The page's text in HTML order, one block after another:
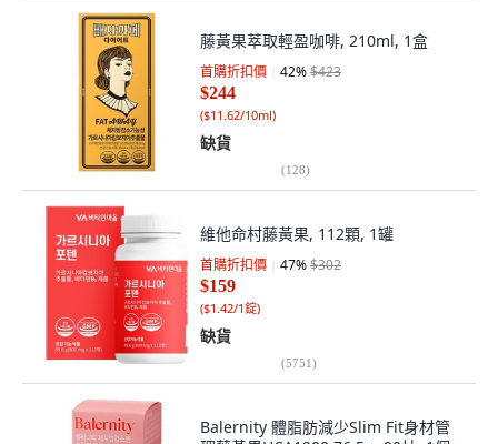
藤黃果萃取輕盈咖啡, 210ml, 1盒
首購折扣價 42%$423
$244
($11.62/10ml)
缺貨
(128)
維他命村藤黃果, 112顆, 1罐
首購折扣價 47%$302
$159
($1.42/1錠)
缺貨
(5751)
Balernity 體脂肪減少Slim Fit身材管